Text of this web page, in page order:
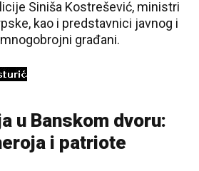
Siniša Kostrešević, ministri
kao i predstavnici javnog i
građani.
u Banskom dvoru:
i patriote